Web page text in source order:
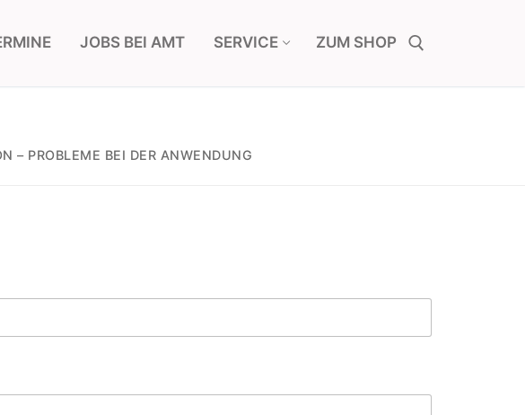
JOBS BEI AMT SERVICE ZUM SHOP
– PROBLEME BEI DER ANWENDUNG